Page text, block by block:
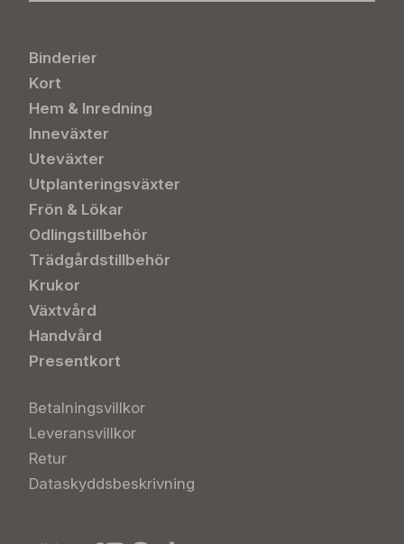
Binderier
Kort
Hem & Inredning
Inneväxter
Uteväxter
Utplanteringsväxter
Frön & Lökar
Odlingstillbehör
Trädgårdstillbehör
Krukor
Växtvård
Handvård
Presentkort
Betalningsvillkor
Leveransvillkor
Retur
Dataskyddsbeskrivning